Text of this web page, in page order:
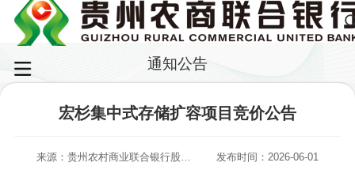
通知公告
宏杉集中式存储扩容项目竞价公告
发布时间：2026-06-01